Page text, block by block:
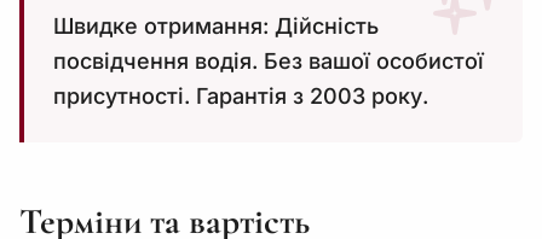
Швидке отримання: Дійсність
посвідчення водія. Без вашої особистої
присутності. Гарантія з 2003 року.
Терміни та вартість